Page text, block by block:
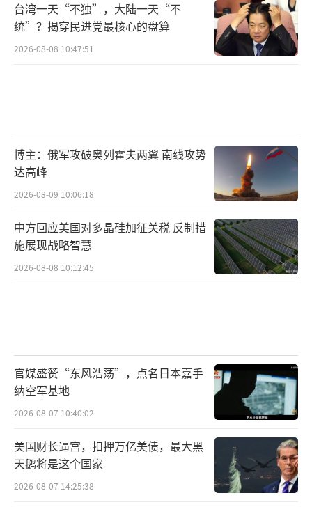
台湾一天“不独”，大陆一天“不
统”？揭穿民进党最核心的盘算
2026-08-08 10:47:51
博主：俄军攻破奥列霍夫两翼 南线攻势
达高峰
2026-08-09 10:06:18
中方回应美国对多晶硅加征关税 反制措
施展现战略智慧
2026-08-08 10:12:45
官媒盛赞“东风浩荡”，点名日本嘉手
纳空军基地
2026-08-07 10:40:02
美国财长逼宫，扣押万亿美债，最大黑
天鹅将是这个国家
2026-08-07 14:25:38